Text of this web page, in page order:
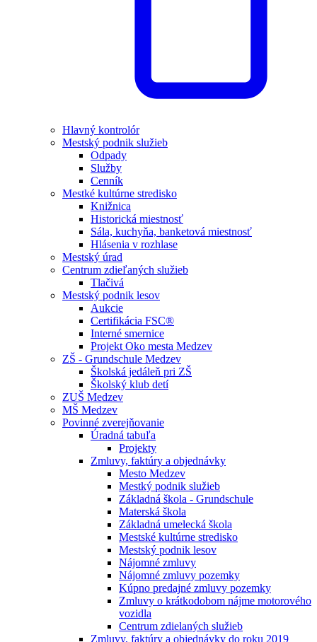
Hlavný kontrolór
Mestský podnik služieb
Odpady
Služby
Cenník
Mestké kultúrne stredisko
Knižnica
Historická miestnosť
Sála, kuchyňa, banketová miestnosť
Hlásenia v rozhlase
Mestský úrad
Centrum zdieľaných služieb
Tlačivá
Mestský podnik lesov
Aukcie
Certifikácia FSC®
Interné smernice
Projekt Oko mesta Medzev
ZŠ - Grundschule Medzev
Školská jedáleň pri ZŠ
Školský klub detí
ZUŠ Medzev
MŠ Medzev
Povinné zverejňovanie
Úradná tabuľa
Projekty
Zmluvy, faktúry a objednávky
Mesto Medzev
Mestký podnik služieb
Základná škola - Grundschule
Materská škola
Základná umelecká škola
Mestské kultúrne stredisko
Mestský podnik lesov
Nájomné zmluvy
Nájomné zmluvy pozemky
Kúpno predajné zmluvy pozemky
Zmluvy o krátkodobom nájme motorového
vozidla
Centrum zdielaných služieb
Zmluvy, faktúry a objednávky do roku 2019